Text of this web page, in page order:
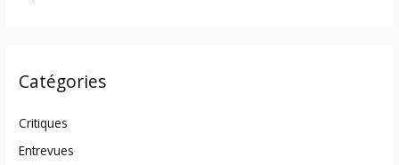
Catégories
Critiques
Entrevues